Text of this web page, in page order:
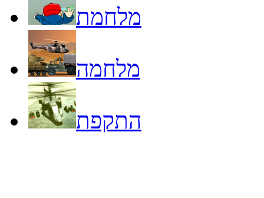
מלחמת
מלחמה
התקפת